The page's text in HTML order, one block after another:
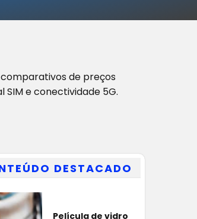
de preços
e conectividade 5G.
DESTACADO
Película de vidro